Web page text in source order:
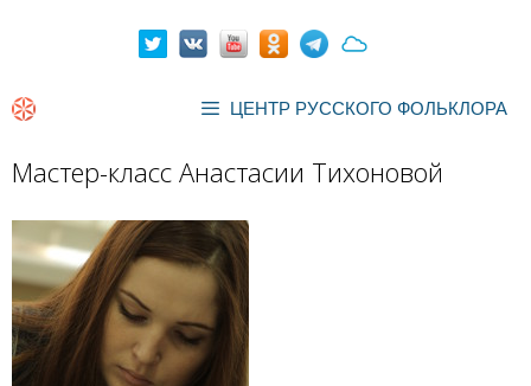
ЦЕНТР РУССКОГО ФОЛЬКЛОРА
Мастер-класс Анастасии Тихоновой